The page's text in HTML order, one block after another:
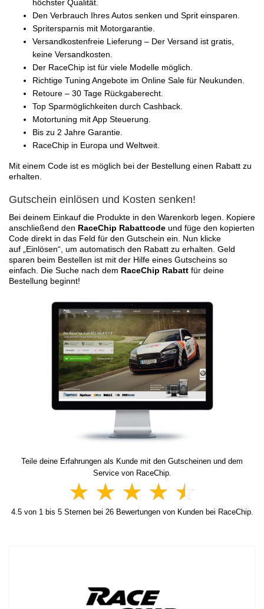
höchster Qualität.
Den Verbrauch Ihres Autos senken und Sprit einsparen.
Spritersparnis mit Motorgarantie.
Versandkostenfreie Lieferung – Der Versand ist gratis,
keine Versandkosten.
Der RaceChip ist für viele Modelle möglich.
Richtige Tuning Angebote im Online Sale für Neukunden.
Retoure – 30 Tage Rückgaberecht.
Top Sparmöglichkeiten durch Cashback.
Motortuning mit App Steuerung.
Bis zu 2 Jahre Garantie.
RaceChip in Europa und Weltweit.
Mit einem Code ist es möglich bei der Bestellung einen Rabatt zu
erhalten.
Gutschein einlösen und Kosten senken!
Bei deinem Einkauf die Produkte in den Warenkorb legen. Kopiere
anschließend den RaceChip Rabattcode und füge den kopierten
Code direkt in das Feld für den Gutschein ein. Nun klicke
auf „Einlösen“, um automatisch den Rabatt zu erhalten. Geld
sparen beim Bestellen ist mit der Hilfe eines Gutscheins so
einfach. Die Suche nach dem RaceChip Rabatt für deine
Bestellung beginnt!
Teile deine Erfahrungen als Kunde mit den Gutscheinen und dem
Service von RaceChip.
4.5von 1bis 5Sternen bei 26Bewertungen von Kunden bei RaceChip.